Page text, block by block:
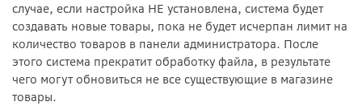
случае, если настройка НЕ установлена, система будет
создавать новые товары, пока не будет исчерпан лимит на
количество товаров в панели администратора. После
этого система прекратит обработку файла, в результате
чего могут обновиться не все существующие в магазине
товары.